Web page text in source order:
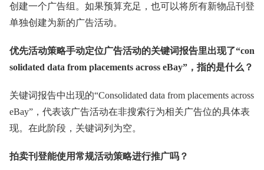
创建一个广告组。如果预算充足，也可以将所有新物品刊登
单独创建为新的广告活动。
优先活动策略手动定位广告活动的关键词报告里出现了“con
solidated data from placements across eBay”，指的是什么？
关键词报告中出现的“Consolidated data from placements across
eBay”，代表该广告活动在非搜索行为相关广告位的具体表
现。在此阶段，关键词列为空。
拍卖刊登能使用常规活动策略进行推广吗？